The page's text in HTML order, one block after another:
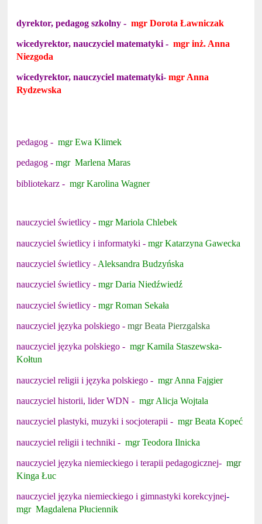
dyrektor, pedagog szkolny -mgr Dorota Ławniczak
wicedyrektor, nauczyciel matematyki - mgr inż. Anna
Niezgoda
wicedyrektor, nauczyciel matematyki-mgr Anna
Rydzewska
pedagog -mgr Ewa Klimek
pedagog -mgr Marlena Maras
bibliotekarz - mgr Karolina Wagner
nauczyciel świetlicy -mgr Mariola Chlebek
nauczyciel świetlicy i informatyki -mgr Katarzyna Gawecka
nauczyciel świetlicy - Aleksandra Budzyńska
nauczyciel świetlicy -mgr Daria Niedźwiedź
nauczyciel świetlicy -mgr Roman Sekała
nauczyciel języka polskiego -mgr Beata Pierzgalska
nauczyciel języka polskiego -mgr Kamila Staszewska-
Kołtun
nauczyciel religii i języka polskiego -mgr Anna Fajgier
nauczyciel historii, lider WDN -mgr Alicja Wojtala
nauczyciel plastyki, muzyki i socjoterapii -mgr Beata Kopeć
nauczyciel religii i techniki -mgr Teodora Ilnicka
nauczyciel języka niemieckiego i terapii pedagogicznej-mgr
Kinga Łuc
nauczyciel języka niemieckiego i gimnastyki korekcyjnej-
mgr Magdalena Płuciennik